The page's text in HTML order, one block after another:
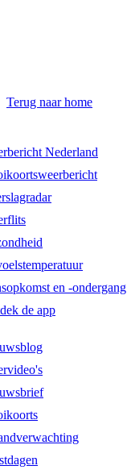
Terug naar home
Nederland
en -ondergang
de app